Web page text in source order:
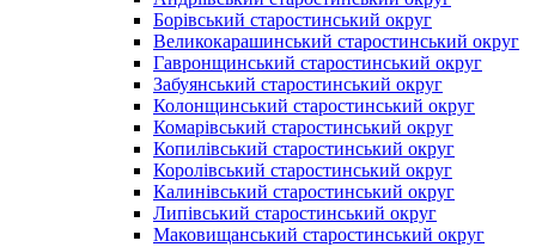
Борівський старостинський округ
Великокарашинський старостинський округ
Гавронщинський старостинський округ
Забуянський старостинський округ
Колонщинський старостинський округ
Комарівський старостинський округ
Копилівський старостинський округ
Королівський старостинський округ
Калинівський старостинський округ
Липівський старостинський округ
Маковищанський старостинський округ